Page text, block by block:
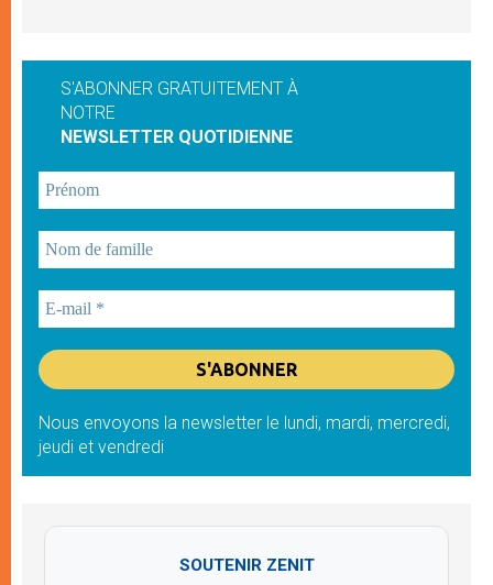
S'ABONNER GRATUITEMENT À
NOTRE
NEWSLETTER QUOTIDIENNE
Nous envoyons la newsletter le lundi, mardi, mercredi,
jeudi et vendredi
SOUTENIR ZENIT